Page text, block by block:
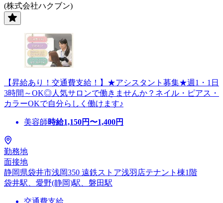
(株式会社ハクブン)
【昇給あり！交通費支給！】★アシスタント募集★週1・1日
3時間～OK◎人気サロンで働きませんか？ネイル・ピアス・
カラーOKで自分らしく働けます♪
美容師時給1,150円〜1,400円
勤務地
面接地
静岡県袋井市浅岡350 遠鉄ストア浅羽店テナント棟1階
袋井駅、愛野(静岡)駅、磐田駅
交通費支給